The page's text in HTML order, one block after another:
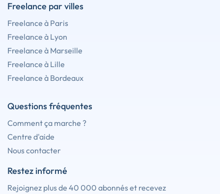
Freelance par villes
Freelance à Paris
Freelance à Lyon
Freelance à Marseille
Freelance à Lille
Freelance à Bordeaux
Questions fréquentes
Comment ça marche ?
Centre d'aide
Nous contacter
Restez informé
Rejoignez plus de 40 000 abonnés et recevez